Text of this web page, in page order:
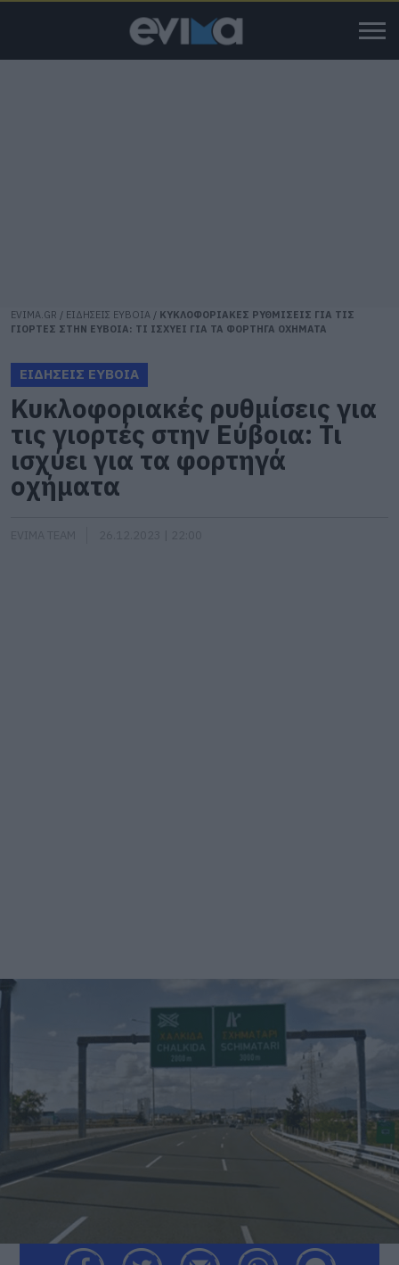
EVIMA.GR / ΕΙΔΗΣΕΙΣ ΕΥΒΟΙΑ / ΚΥΚΛΟΦΟΡΙΑΚΕΣ ΡΥΘΜΙΣΕΙΣ ΓΙΑ ΤΙΣ
ΓΙΟΡΤΕΣ ΣΤΗΝ ΕΥΒΟΙΑ: ΤΙ ΙΣΧΥΕΙ ΓΙΑ ΤΑ ΦΟΡΤΗΓΑ ΟΧΗΜΑΤΑ
ΕΙΔΗΣΕΙΣ ΕΥΒΟΙΑ
Κυκλοφοριακές ρυθμίσεις για
τις γιορτές στην Εύβοια: Τι
ισχύει για τα φορτηγά
οχήματα